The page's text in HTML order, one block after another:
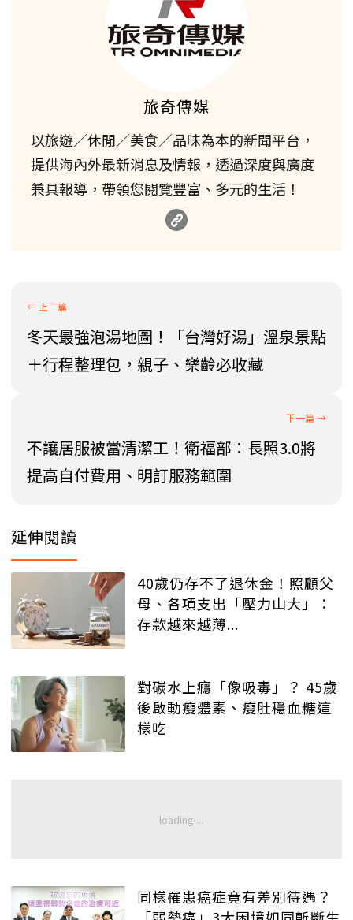
旅奇傳媒
以旅遊／休閒／美食／品味為本的新聞平台，
提供海內外最新消息及情報，透過深度與廣度
兼具報導，帶領您閱覽豐富、多元的生活！
冬天最強泡湯地圖！「台灣好湯」溫泉景點
＋行程整理包，親子、樂齡必收藏
不讓居服被當清潔工！衛福部：長照3.0將
提高自付費用、明訂服務範圍
延伸閱讀
40歲仍存不了退休金！照顧父
母、各項支出「壓力山大」：
存款越來越薄...
對碳水上癮「像吸毒」？ 45歲
後啟動瘦體素、瘦肚穩血糖這
樣吃
同樣罹患癌症竟有差別待遇？